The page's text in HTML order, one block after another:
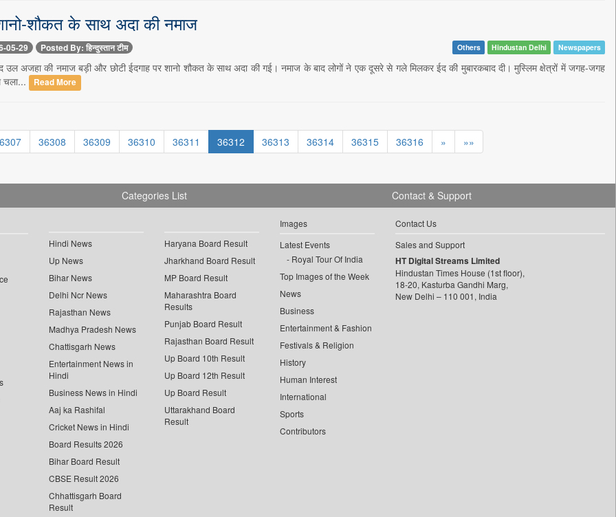
शौकत के साथ अदा की नमाज
05-29 Posted By: हिन्दुस्तान टीम Others Hindustan Delhi Newspapers
अजहा की नमाज बड़ी और छोटी ईदगाह पर शानो शौकत के साथ अदा की गई। नमाज के बाद लोगों ने एक दूसरे से गले मिलकर ईद की मुबारकबाद दी। मुस्लिम क्षेत्रों में जगह-जगह
चला...
Read More
36308 36309 36310 36311 36312 36313 36314 36315 36316 » »»
Categories List
Hindi News
Up News
Bihar News
Delhi Ncr News
Rajasthan News
Madhya Pradesh News
Chattisgarh News
Entertainment News in
Hindi
Business News in Hindi
Aaj ka Rashifal
Cricket News in Hindi
Board Results 2026
Bihar Board Result
CBSE Result 2026
Chhattisgarh Board
Result
Haryana Board Result
Jharkhand Board Result
MP Board Result
Maharashtra Board
Results
Punjab Board Result
Rajasthan Board Result
Up Board 10th Result
Up Board 12th Result
Up Board Result
Uttarakhand Board
Result
Images
Latest Events
Royal Tour Of India
Top Images of the Week
News
Business
Entertainment & Fashion
Festivals & Religion
History
Human Interest
International
Sports
Contributors
Contact & Support
Contact Us
Sales and Support
HT Digital Streams Limited
Hindustan Times House (1st floor),
18-20, Kasturba Gandhi Marg,
New Delhi – 110 001, India